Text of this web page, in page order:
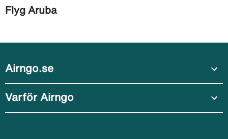
Flyg Aruba
Airngo.se expand_more
Varför Airngo expand_more